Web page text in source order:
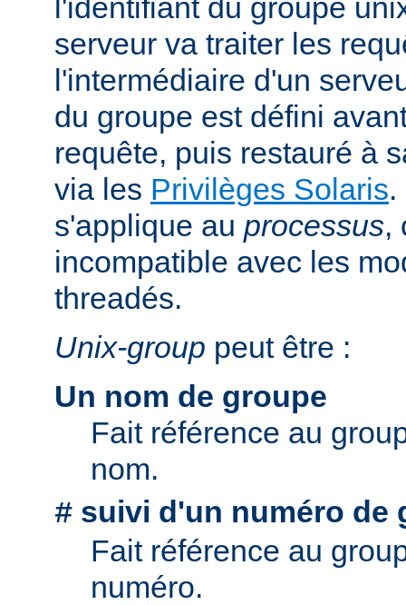
l'identifiant du groupe
serveur va traiter les
l'intermédiaire d'un
du groupe est défini
requête, puis restauré à
via les Privilèges Solaris
s'applique au processus,
incompatible avec les
threadés.
Unix-group peut être :
Un nom de groupe
Fait référence au
nom.
# suivi d'un numéro de
Fait référence au
numéro.